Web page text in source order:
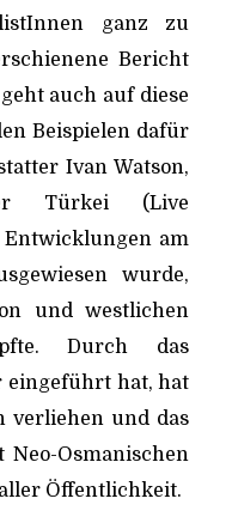
ganz zu
Bericht
auch auf diese
Beispielen dafür
Ivan Watson,
Türkei (Live
am
wurde,
und westlichen
Durch das
eingeführt hat, hat
verliehen und das
Neo-Osmanischen
Öffentlichkeit.